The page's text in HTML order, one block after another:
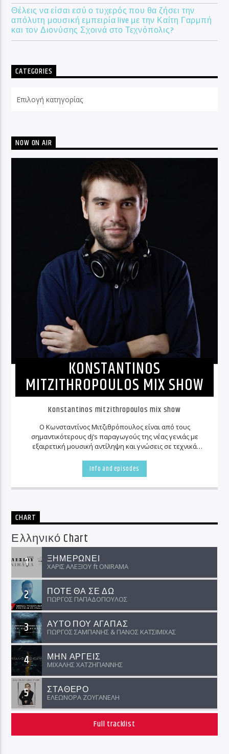
Θέλεις να είσαι εσύ ο τυχερός που θα ζήσει την
απόλυτη μουσική εμπειρία live με την Καίτη Γαρμπή
και τον Διονύσης Σχοινά στο Τεχνόπολις?
CATEGORIES
NOW ON AIR
KONSTANTINOS
MITZITHROPOULOS MIX SHOW
Konstantinos mitzithropoulos mix show
Ο Κωνσταντίνος Μιτζιθρόπουλος είναι από τους
σημαντικότερουςdj’s παραγωγούς της νέας γενιάς με
εξαιρετική μουσική αντίληψη και γνώσεις σε τεχνικά
τους πλέον ταλαντούχους και το αποτέλεσμα
αποτυπώνεται στις δημιουργίες του που κοσμούν σε
εβδομαδιαία βάση μερικούς από τους μεγαλύτερους
Info and episodes
CHART
Ελληνικό Chart
1 ΞΗΜΕΡΩΝΕΙ
ΧΑΡΙΣ ΑΛΕΞΙΟΥ ft ΟNIRAMA
2 ΠΟΤΕ ΘΑ ΣΕ ΔΩ
ΓΙΩΡΓΟΣ ΠΑΠΑΔΟΠΟΥΛΟΣ
3 ΑΥΤΟ ΠΟΥ ΑΓΑΠΑΣ
ΓΙΩΡΓΟΣ ΣΑΜΠΑΝΗΣ & ΠΑΝΟΣ ΚΑΤΣΙΜΙΧΑΣ
4 ΜΗΝ ΑΡΓΕΙΣ
ΜΙΧΑΛΗΣ ΧΑΤΖΗΓΙΑΝΝΗΣ
5 ΣΤΑΘΕΡΟ
ΕΛΕΩΝΟΡΑ ΖΟΥΓΑΝΕΛΗ
Full tracklist